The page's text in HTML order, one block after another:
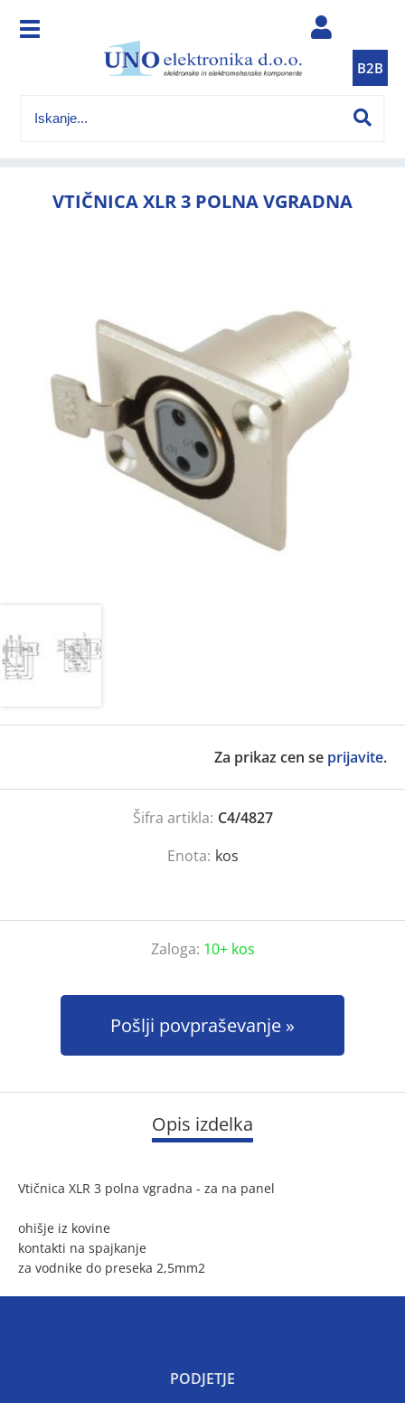
B2B
VTIČNICA XLR 3 POLNA VGRADNA
Za prikaz cen se prijavite.
Šifra artikla: C4/4827
Enota: kos
Zaloga: 10+ kos
Pošlji povpraševanje
Opis izdelka
Vtičnica XLR 3 polna vgradna - za na panel
ohišje iz kovine
kontakti na spajkanje
za vodnike do preseka 2,5mm2
PODJETJE